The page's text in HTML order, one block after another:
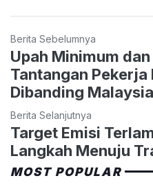
Berita Sebelumnya
Upah Minimum
Tantangan Pekerja
Dibanding Malaysia
Berita Selanjutnya
Target Emisi
Langkah Menuju
MOST POPULAR